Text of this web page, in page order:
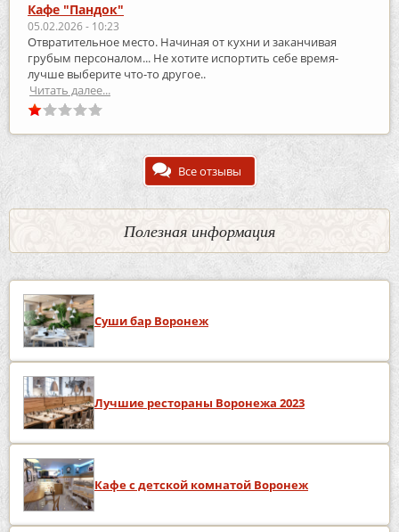
Кафе "Пандок"
05.02.2026 - 10:23
Отвратительное место. Начиная от кухни и заканчивая
грубым персоналом... Не хотите испортить себе время-
лучше выберите что-то другое..
Читать далее...
Все отзывы
Полезная информация
Суши бар Воронеж
Лучшие рестораны Воронежа 2023
Кафе с детской комнатой Воронеж